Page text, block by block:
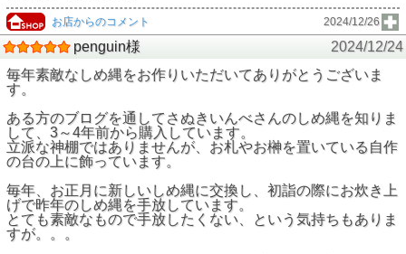
お店からのコメント 2024/12/26
penguin様
2024/12/24
毎年素敵なしめ縄をお作りいただいてありがとうございま
す。
ある方のブログを通してさぬきいんべさんのしめ縄を知りま
して、3～4年前から購入しています。
立派な神棚ではありませんが、お札やお榊を置いている自作
の台の上に飾っています。
毎年、お正月に新しいしめ縄に交換し、初詣の際にお炊き上
げで昨年のしめ縄を手放しています。
とても素敵なもので手放したくない、という気持ちもありま
すが。。。